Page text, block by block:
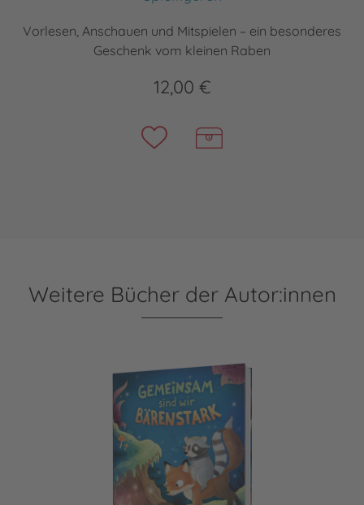
Vorlesen, Anschauen und Mitspielen – ein besonderes
Geschenk vom kleinen Raben
12,00 €
Weitere Bücher der Autor:innen
Gemeinsam sind wir bärenstark